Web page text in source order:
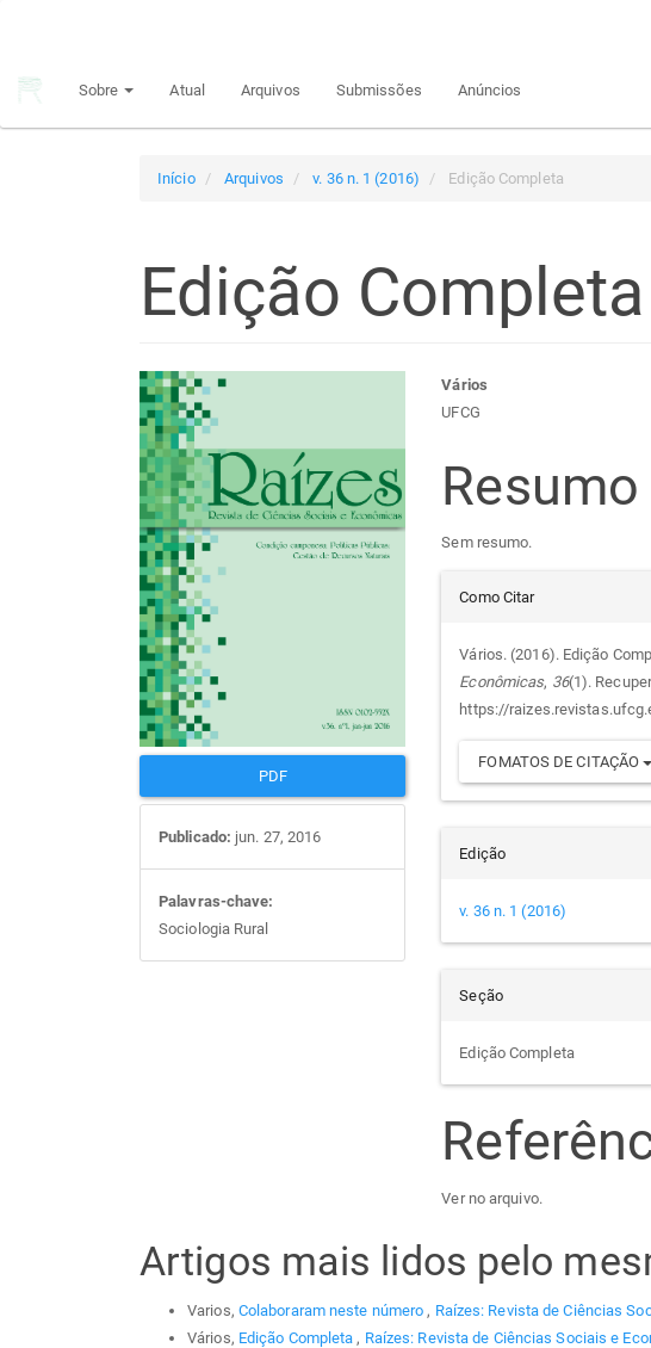
principal
Sobre Atual Arquivos Submissões Anúncios
Início Arquivos v. 36 n. 1 (2016) Edição Completa
Edição Completa
Barra
lateral
de
artigos
PDF
Publicado: jun. 27, 2016
Palavras-chave:
Sociologia Rural
Conteúdo
do
artigo
principal
Vários
UFCG
Resumo
Sem resumo.
Detalhes
do
artigo
Como Citar
Vários. (2016). Edição
Econômicas, 36(1).
https://
FOMATOS DE CITAÇÃO
Edição
v. 36 n. 1 (2016)
Seção
Edição Completa
Ver no arquivo.
Artigos mais lidos pelo
Varios, Colaboraram neste número, Raízes: Revista de Ciências
Vários, Edição Completa, Raízes: Revista de Ciências Sociais e